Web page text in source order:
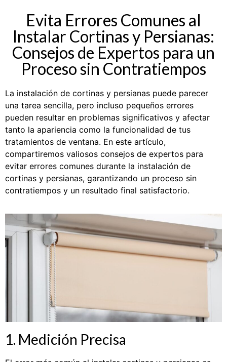
Evita Errores Comunes al
Instalar Cortinas y Persianas:
Consejos de Expertos para un
Proceso sin Contratiempos
La instalación de cortinas y persianas puede parecer
una tarea sencilla, pero incluso pequeños errores
pueden resultar en problemas significativos y afectar
tanto la apariencia como la funcionalidad de tus
tratamientos de ventana. En este artículo,
compartiremos valiosos consejos de expertos para
evitar errores comunes durante la instalación de
cortinas y persianas, garantizando un proceso sin
contratiempos y un resultado final satisfactorio.
1. Medición Precisa